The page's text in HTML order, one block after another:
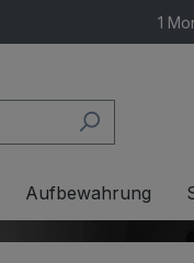
1
Aufbewahrung